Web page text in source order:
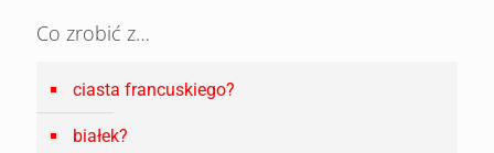
Co zrobić z…
ciasta francuskiego?
białek?